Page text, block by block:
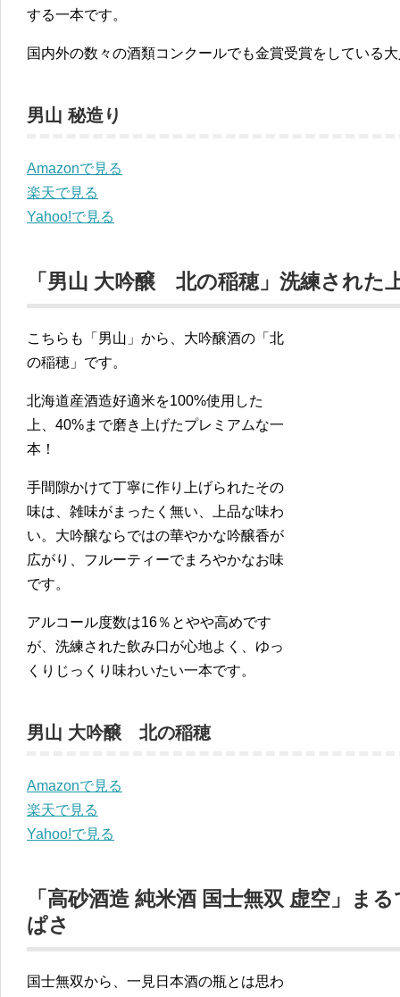
する一本です。
国内外の数々の酒類コンクールでも金賞受賞をしている
男山 秘造り
Amazonで見る
楽天で見る
Yahoo!で見る
「男山 大吟醸 北の稲穂」洗練された
こちらも「男山」から、大吟醸酒の「北
の稲穂」です。
北海道産酒造好適米を100%使用した
上、40%まで磨き上げたプレミアムな一
本！
手間隙かけて丁寧に作り上げられたその
味は、雑味がまったく無い、上品な味わ
い。大吟醸ならではの華やかな吟醸香が
広がり、フルーティーでまろやかなお味
です。
アルコール度数は16％とやや高めです
が、洗練された飲み口が心地よく、ゆっ
くりじっくり味わいたい一本です。
男山 大吟醸 北の稲穂
Amazonで見る
楽天で見る
Yahoo!で見る
「高砂酒造 純米酒 国士無双 虚空」ま
ぱさ
国士無双から、一見日本酒の瓶とは思わ